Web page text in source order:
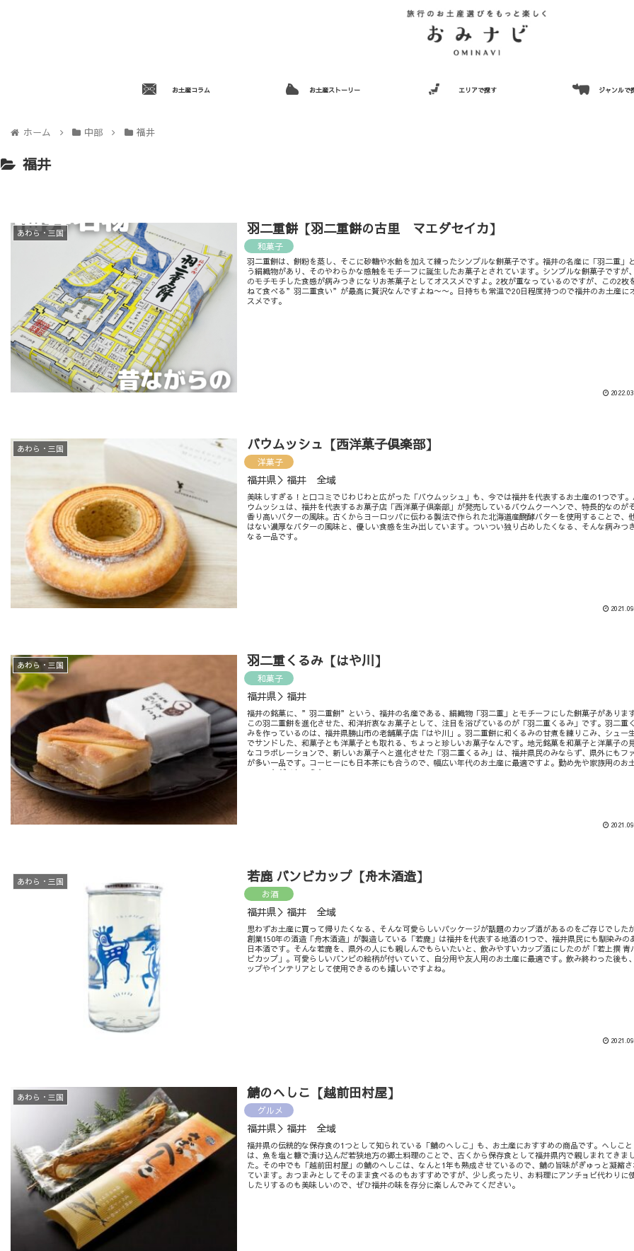
お土産コラム お土産ストーリー エリアで探す ジャンルで
ホーム 中部 福井
福井
あわら・三国 羽二重餅【羽二重餅の古里 マエダセイカ】
和菓子
羽二重餅は、餅粉を蒸し、そこに砂糖や水飴を加えて練ったシンプルな餅菓子です。福井の名産に「羽二重」
う絹織物があり、そのやわらかな感触をモチーフに誕生したお菓子とされています。シンプルな餅菓子ですが
のモチモチした食感が病みつきになりお茶菓子としてオススメですよ。2枚が重なっているのですが、この2枚
ねて食べる”羽二重食い”が最高に贅沢なんですよね〜〜。日持ちも常温で20日程度持つので福井のお土産に
スメです。
あわら・三国 バウムッシュ【西洋菓子倶楽部】
洋菓子
福井県＞福井 全域
美味しすぎる！と口コミでじわじわと広がった「バウムッシュ」も、今では福井を代表するお土産の1つです
ウムッシュは、福井を代表するお菓子店「西洋菓子倶楽部」が発売しているバウムクーヘンで、特長的なのが
香り高いバターの風味。古くからヨーロッパに伝わる製法で作られた北海道産醗酵バターを使用することで、
はない濃厚なバターの風味と、優しい食感を生み出しています。ついつい独り占めしたくなる、そんな病みつ
なる一品です。
あわら・三国 羽二重くるみ【はや川】
和菓子
福井県＞福井
福井の銘菓に、”羽二重餅”という、福井の名産である、絹織物「羽二重」とモチーフにした餅菓子があります
この羽二重餅を進化させた、和洋折衷なお菓子として、注目を浴びているのが「羽二重くるみ」です。羽二重
みを作っているのは、福井県勝山市の老舗菓子店「はや川」。羽二重餅に和くるみの甘煮を練りこみ、シュー
でサンドした、和菓子とも洋菓子とも取れる、ちょっと珍しいお菓子なんです。地元銘菓を和菓子と洋菓子の
なコラボレーションで、新しいお菓子へと進化させた「羽二重くるみ」は、福井県民のみならず、県外にもフ
が多い一品です。コーヒーにも日本茶にも合うので、幅広い年代のお土産に最適ですよ。勤め先や家族用のお
に、いかがでしょうか？
あわら・三国 若鹿 バンビカップ【舟木酒造】
お酒
福井県＞福井 全域
思わずお土産に買って帰りたくなる、そんな可愛らしいパッケージが話題のカップ酒があるのをご存じでした
創業150年の酒造「舟木酒造」が製造している「若鹿」は福井を代表する地酒の1つで、福井県民にも馴染みの
日本酒です。そんな若鹿を、県外の人にも親しんでもらいたいと、飲みやすいカップ酒にしたのが「若上撰 青
ビカップ」。可愛らしいバンビの絵柄が付いていて、自分用や友人用のお土産に最適です。飲み終わった後も
ップやインテリアとして使用できるのも嬉しいですよね。
あわら・三国 鯖のへしこ【越前田村屋】
グルメ
福井県＞福井 全域
福井県の伝統的な保存食の1つとして知られている「鯖のへしこ」も、お土産におすすめの商品です。へしこと
は、魚を塩と糠で漬け込んだ若狭地方の郷土料理のことで、古くから保存食として福井県内で親しまれてきま
た。その中でも「越前田村屋」の鯖のへしこは、なんと1年も熟成させているので、鯖の旨味がぎゅっと凝縮さ
ています。おつまみとしてそのまま食べるのもおすすめですが、少し炙ったり、お料理にアンチョビ代わりに
したりするのも美味しいので、ぜひ福井の味を存分に楽しんでみてください。